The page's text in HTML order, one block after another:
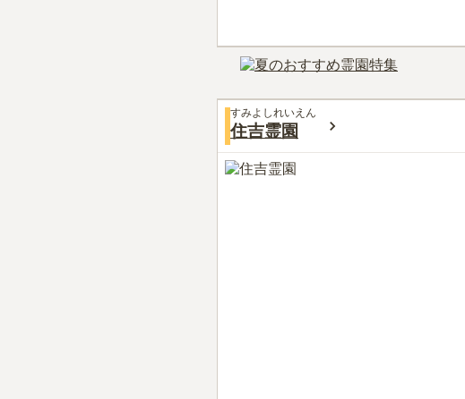
すみよしれいえん
住吉霊園